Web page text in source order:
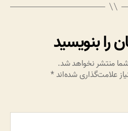
را بنویسید
منتشر نخواهد شد.
علامت‌گذاری شده‌اند*